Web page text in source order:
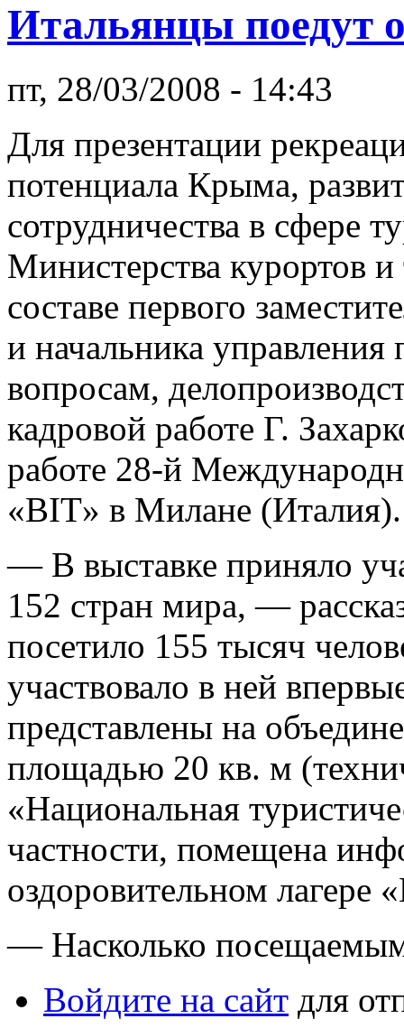
Итальянцы поедут
пт, 28/03/2008 - 14:43
Для презентации
потенциала Крыма,
сотрудничества в сфере
Министерства курортов
составе первого
и начальника
вопросам,
кадровой работе Г.
работе 28-й
«BIT» в Милане (Италия).
— В выставке приняло
152 стран мира, —
посетило 155 тысяч
участвовало в ней
представлены на
площадью 20 кв. м
«Национальная
частности, помещена
оздоровительном лагере
— Насколько
Войдите на сайт для